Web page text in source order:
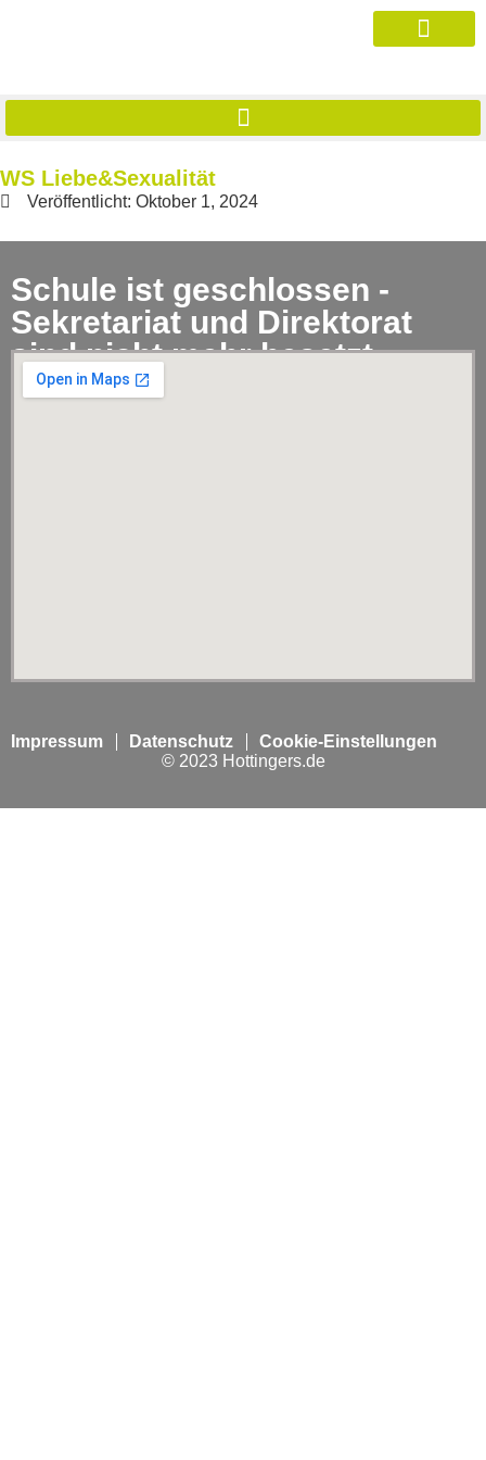
WS Liebe&Sexualität
Veröffentlicht: Oktober 1, 2024
Schule ist geschlossen -
Sekretariat und Direktorat
sind nicht mehr besetzt.
Impressum Datenschutz
Cookie-Einstellungen
© 2023 Hottingers.de